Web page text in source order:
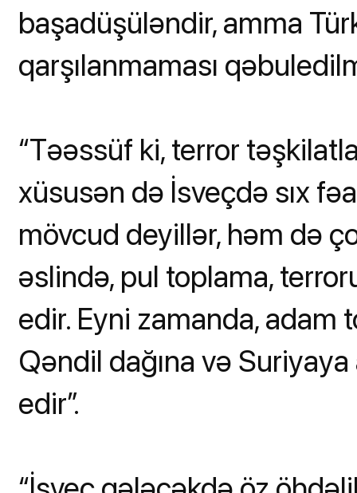
başadüşüləndir, amma
qarşılanmaması
“Təəssüf ki, terror
xüsusən də İsveçdə sıx
mövcud deyillər, həm də
əslində, pul toplama,
edir. Eyni zamanda, adam
Qəndil dağına və
edir”.